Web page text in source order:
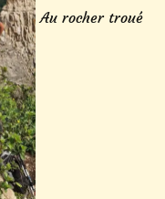
Au rocher troué